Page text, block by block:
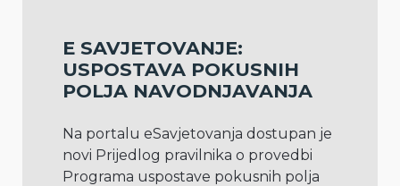
E SAVJETOVANJE:
USPOSTAVA POKUSNIH
POLJA NAVODNJAVANJA
Na portalu eSavjetovanja dostupan je
novi Prijedlog pravilnika o provedbi
Programa uspostave pokusnih polja